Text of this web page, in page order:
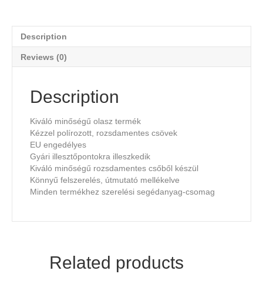
Description
Reviews (0)
Description
Kiváló minőségű olasz termék
Kézzel polírozott, rozsdamentes csövek
EU engedélyes
Gyári illesztőpontokra illeszkedik
Kiváló minőségű rozsdamentes csőből készül
Könnyű felszerelés, útmutató mellékelve
Minden termékhez szerelési segédanyag-csomag
Related products